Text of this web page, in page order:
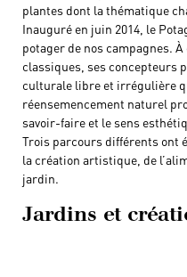
plantes dont la thématique
Inauguré en juin 2014, le
potager de nos campagnes.
classiques, ses concepteurs
culturale libre et irrégulière
réensemencement naturel
savoir-faire et le sens
Trois parcours différents ont
la création artistique, de
jardin.
Jardins et